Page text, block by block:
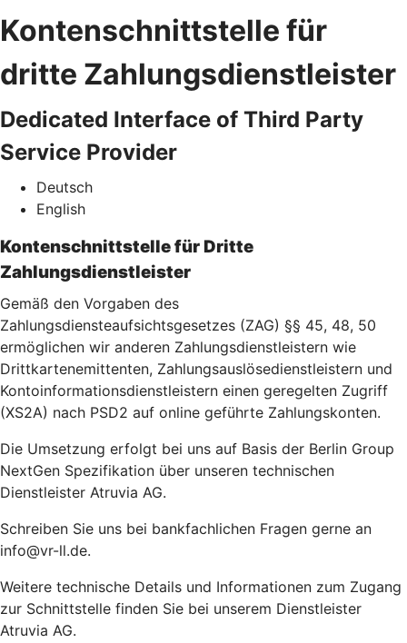
Kontenschnittstelle für
dritte Zahlungsdienstleister
Dedicated Interface of Third Party
Service Provider
Deutsch
English
Kontenschnittstelle für Dritte
Zahlungsdienstleister
Gemäß den Vorgaben des
Zahlungsdiensteaufsichtsgesetzes (ZAG) §§ 45, 48, 50
ermöglichen wir anderen Zahlungsdienstleistern wie
Drittkartenemittenten, Zahlungsauslösedienstleistern und
Kontoinformationsdienstleistern einen geregelten Zugriff
(XS2A) nach PSD2 auf online geführte Zahlungskonten.
Die Umsetzung erfolgt bei uns auf Basis der Berlin Group
NextGen Spezifikation über unseren technischen
Dienstleister Atruvia AG.
Schreiben Sie uns bei bankfachlichen Fragen gerne an
info@vr-ll.de.
Weitere technische Details und Informationen zum Zugang
zur Schnittstelle finden Sie bei unserem Dienstleister
Atruvia AG.